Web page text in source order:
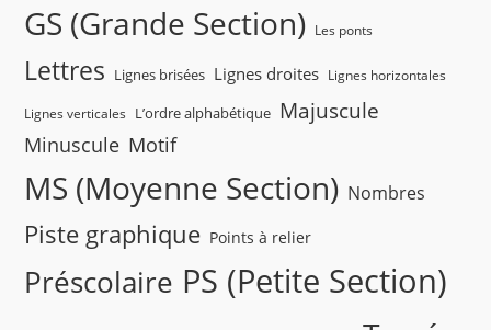
GS (Grande Section) Les ponts
Lettres Lignes brisées Lignes droites Lignes horizontales
Lignes verticales L’ordre alphabétique Majuscule
Minuscule Motif
MS (Moyenne Section) Nombres
Piste graphique Points à relier
Préscolaire PS (Petite Section)